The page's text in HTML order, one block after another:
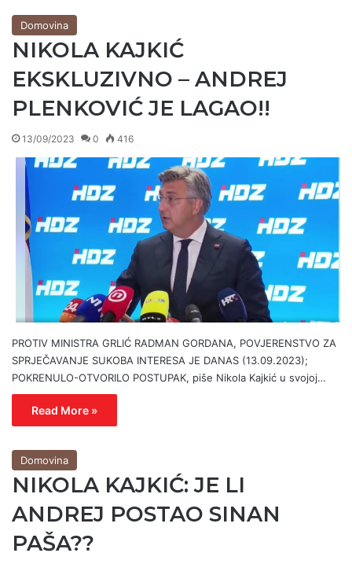
Domovina
NIKOLA KAJKIĆ
EKSKLUZIVNO – ANDREJ
PLENKOVIĆ JE LAGAO!!
13/09/2023 0 416
PROTIV MINISTRA GRLIĆ RADMAN GORDANA, POVJERENSTVO ZA
SPRJEČAVANJE SUKOBA INTERESA JE DANAS (13.09.2023);
POKRENULO-OTVORILO POSTUPAK, piše Nikola Kajkić u svojoj…
Read More »
Domovina
NIKOLA KAJKIĆ: JE LI
ANDREJ POSTAO SINAN
PAŠA??